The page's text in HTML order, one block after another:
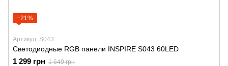
−21%
Артикул: S043
Светодиодные RGB панели INSPIRE S043 60LED
1 299 грн 1 649 грн